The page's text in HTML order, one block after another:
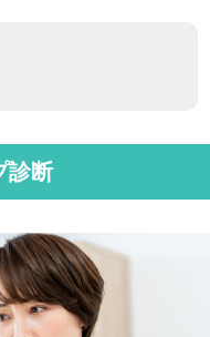
診断